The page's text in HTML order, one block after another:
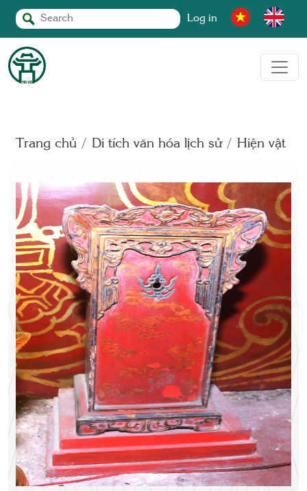
Log in
Trang chủ Di tích văn hóa lịch sử Hiện vật